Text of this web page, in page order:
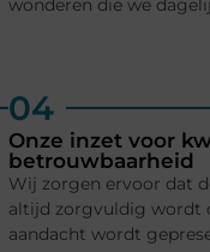
wonderen die we
04
Onze inzet voor
betrouwbaarheid
Wij zorgen ervoor dat
altijd zorgvuldig wordt
aandacht wordt